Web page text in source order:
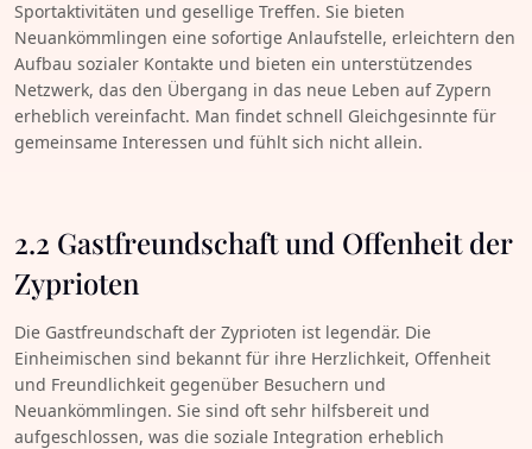
Sportaktivitäten und gesellige Treffen. Sie bieten
Neuankömmlingen eine sofortige Anlaufstelle, erleichtern den
Aufbau sozialer Kontakte und bieten ein unterstützendes
Netzwerk, das den Übergang in das neue Leben auf Zypern
erheblich vereinfacht. Man findet schnell Gleichgesinnte für
gemeinsame Interessen und fühlt sich nicht allein.
2.2 Gastfreundschaft und Offenheit der
Zyprioten
Die Gastfreundschaft der Zyprioten ist legendär. Die
Einheimischen sind bekannt für ihre Herzlichkeit, Offenheit
und Freundlichkeit gegenüber Besuchern und
Neuankömmlingen. Sie sind oft sehr hilfsbereit und
aufgeschlossen, was die soziale Integration erheblich